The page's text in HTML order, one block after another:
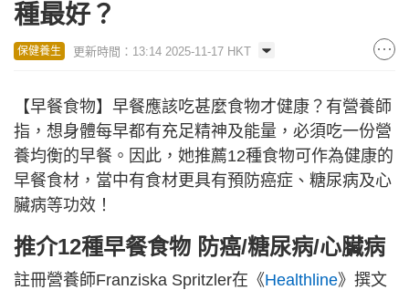
種最好？
保健養生 更新時間：13:14 2025-11-17 HKT
【早餐食物】早餐應該吃甚麼食物才健康？有營養師
指，想身體每早都有充足精神及能量，必須吃一份營
養均衡的早餐。因此，她推薦12種食物可作為健康的
早餐食材，當中有食材更具有預防癌症、糖尿病及心
臟病等功效！
推介12種早餐食物 防癌/糖尿病/心臟病
註冊營養師Franziska Spritzler在《Healthline》撰文